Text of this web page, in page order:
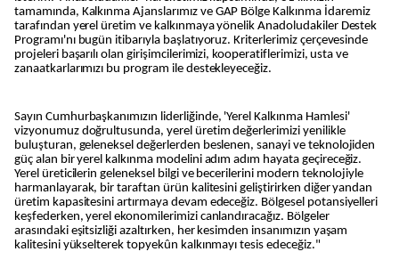
tamamında, Kalkınma Ajanslarımız ve GAP Bölge Kalkınma İdaremiz
tarafından yerel üretim ve kalkınmaya yönelik Anadoludakiler Destek
Programı'nı bugün itibarıyla başlatıyoruz. Kriterlerimiz çerçevesinde
projeleri başarılı olan girişimcilerimizi, kooperatiflerimizi, usta ve
zanaatkarlarımızı bu program ile destekleyeceğiz.
Sayın Cumhurbaşkanımızın liderliğinde, 'Yerel Kalkınma Hamlesi'
vizyonumuz doğrultusunda, yerel üretim değerlerimizi yenilikle
buluşturan, geleneksel değerlerden beslenen, sanayi ve teknolojiden
güç alan bir yerel kalkınma modelini adım adım hayata geçireceğiz.
Yerel üreticilerin geleneksel bilgi ve becerilerini modern teknolojiyle
harmanlayarak, bir taraftan ürün kalitesini geliştirirken diğer yandan
üretim kapasitesini artırmaya devam edeceğiz. Bölgesel potansiyelleri
keşfederken, yerel ekonomilerimizi canlandıracağız. Bölgeler
arasındaki eşitsizliği azaltırken, her kesimden insanımızın yaşam
kalitesini yükselterek topyekûn kalkınmayı tesis edeceğiz."